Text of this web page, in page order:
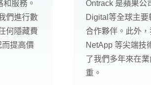
服務。
們進行數
何隱藏費
提高價
Ontrack 是蘋果公
Digital等全球主
合作夥伴。此外
NetApp 等尖端技
了我們多年來在
重。